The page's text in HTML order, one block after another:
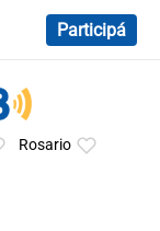
Participá
Rosario